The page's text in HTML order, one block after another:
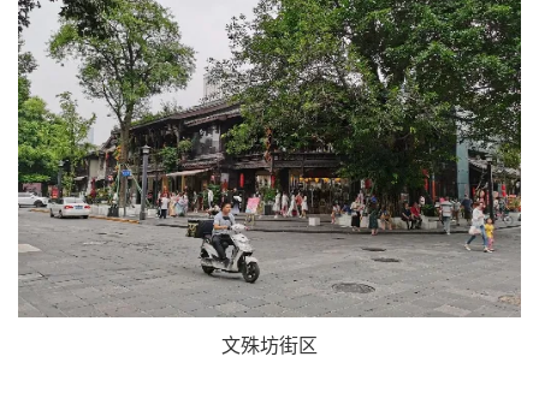
文殊坊街区